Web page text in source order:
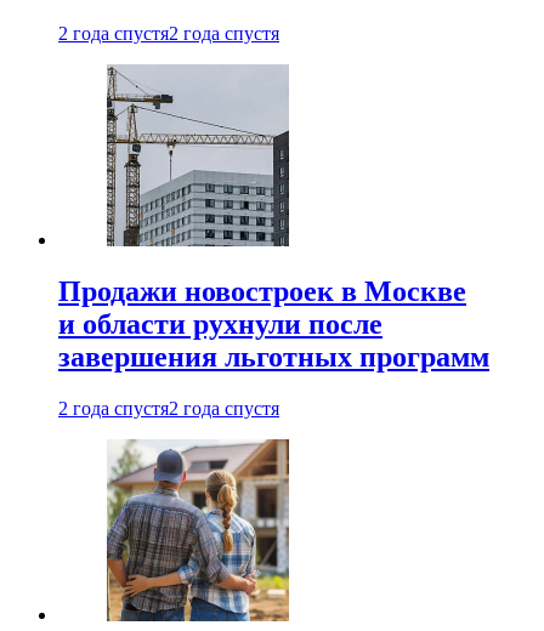
2 года спустя2 года спустя
Продажи новостроек в Москве
и области рухнули после
завершения льготных программ
2 года спустя2 года спустя